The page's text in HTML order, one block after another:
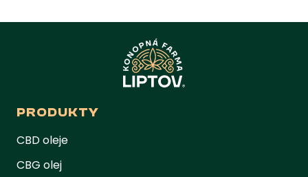
PRODUKTY
CBD oleje
CBG olej